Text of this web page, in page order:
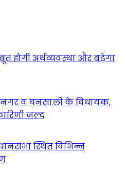
होगी अर्थव्यवस्था और बढ़ेगा
व घनसाली के विधायक,
जल्द
स्थित विभिन्न